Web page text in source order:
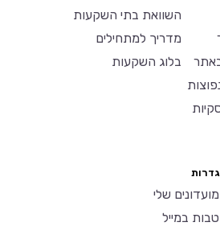
השוואת בתי השקעות
מדריך למתחילים
בלוג השקעות
שלי
במייל